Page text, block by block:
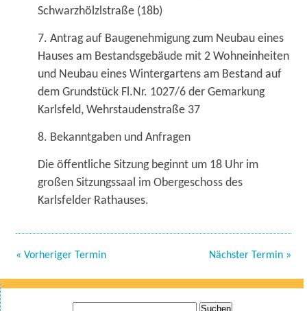
Schwarzhölzlstraße (18b)
7. Antrag auf Baugenehmigung zum Neubau eines
Hauses am Bestandsgebäude mit 2 Wohneinheiten
und Neubau eines Wintergartens am Bestand auf
dem Grundstück Fl.Nr. 1027/6 der Gemarkung
Karlsfeld, Wehrstaudenstraße 37
8. Bekanntgaben und Anfragen
Die öffentliche Sitzung beginnt um 18 Uhr im
großen Sitzungssaal im Obergeschoss des
Karlsfelder Rathauses.
« Vorheriger Termin Nächster Termin »